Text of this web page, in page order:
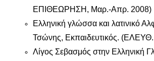
ΕΠΙΘΕΩΡΗΣΗ, Μαρ.-Απρ. 2008)
Ελληνική γλώσσα και λατινικό
Τσώνης, Εκπαιδευτικός.
Λίγος Σεβασμός στην Ελληνική